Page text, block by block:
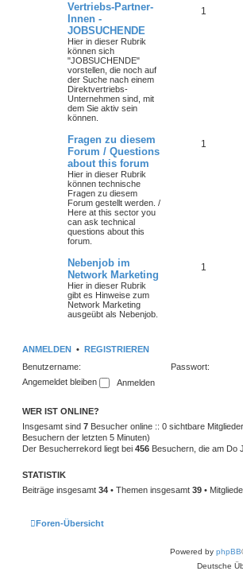
Vertriebs-Partner-
Innen -
JOBSUCHENDE
Hier in dieser Rubrik
können sich
"JOBSUCHENDE"
vorstellen, die noch auf
der Suche nach einem
Direktvertriebs-
Unternehmen sind, mit
dem Sie aktiv sein
können.
1
Fragen zu diesem
Forum / Questions
about this forum
Hier in dieser Rubrik
können technische
Fragen zu diesem
Forum gestellt werden. /
Here at this sector you
can ask technical
questions about this
forum.
1
Nebenjob im
Network Marketing
Hier in dieser Rubrik
gibt es Hinweise zum
Network Marketing
ausgeübt als Nebenjob.
1
ANMELDEN • REGISTRIEREN
Benutzername:
Passwort:
Angemeldet bleiben
WER IST ONLINE?
Insgesamt sind 7 Besucher online :: 0 sichtbare
Besuchern der letzten 5 Minuten)
Der Besucherrekord liegt bei 456 Besuchern, die am Do
STATISTIK
Beiträge insgesamt 34 • Themen insgesamt 39 •
Foren-Übersicht
Powered by phpBB
Deutsche